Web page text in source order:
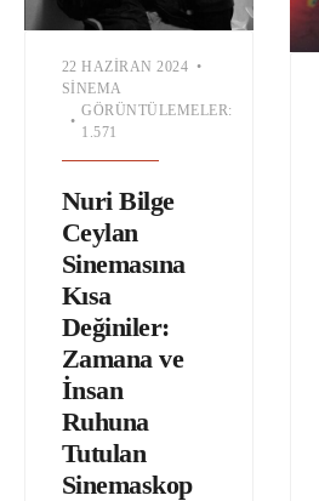
22 HAZIRAN 2024 •
SINEMA
•
GÖRÜNTÜLEMELER:
1.571
Nuri Bilge
Ceylan
Sinemasına
Kısa
Değiniler:
Zamana ve
İnsan
Ruhuna
Tutulan
Sinemaskop